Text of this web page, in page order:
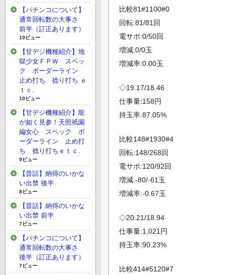
比較81#1100#0
回転:81/81回
電サポ:0/50回
増減:0/0玉
増減率:0.00玉
◇19.17/18.46
仕事量:158円
持玉率:87.05%
比較148#1930#4
回転:148/268回
電サポ:120/92回
増減:-80/-61玉
増減率:-0.67玉
◇20.21/18.94
仕事量:1,021円
持玉率:90.23%
比較414#5120#7
【パチンコについて】
通常回転数の大事さ
前半（訂正あります）
10ビュー
【甘デジ機種紹介】地
獄少女ＦＰＷ スペッ
ク ボーダーライン
止め打ち 捻り打ち ｅ
ｔｃ.
10ビュー
【甘デジ機種紹介】龍
が如く見参！天照祇園
編女心 スペック ボ
ーダーライン 止め打
ち 捻り打ちｅｔｃ.
9ビュー
【昔話】納得のいかな
い出禁 後半
8ビュー
【昔話】納得のいかな
い出禁 前半
7ビュー
【パチンコについて】
通常回転数の大事さ
後半（訂正あります）
7ビュー